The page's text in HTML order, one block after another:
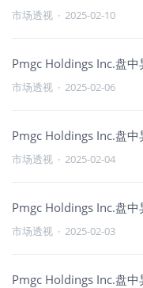
市场透视 · 2025-02-10
Pmgc Holdings Inc.盘
市场透视 · 2025-02-06
Pmgc Holdings Inc.盘
市场透视 · 2025-02-04
Pmgc Holdings Inc.盘
市场透视 · 2025-02-03
Pmgc Holdings Inc.盘